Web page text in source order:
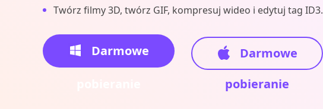
Twórz filmy 3D, twórz GIF, kompresuj wideo i edytuj tag ID3.
Darmowe
Darmowe
pobieranie